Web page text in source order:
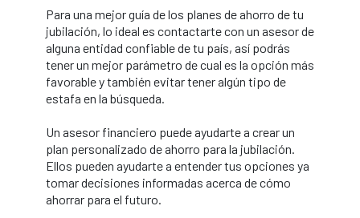
Para una mejor guía de los planes de ahorro de tu
jubilación, lo ideal es contactarte con un asesor de
alguna entidad confiable de tu país, así podrás
tener un mejor parámetro de cual es la opción más
favorable y también evitar tener algún tipo de
estafa en la búsqueda.
Un asesor financiero puede ayudarte a crear un
plan personalizado de ahorro para la jubilación.
Ellos pueden ayudarte a entender tus opciones ya
tomar decisiones informadas acerca de cómo
ahorrar para el futuro.